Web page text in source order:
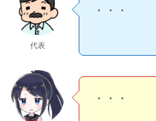
代表
・・・
・・・